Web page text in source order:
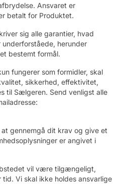
Ansvaret er
betalt for Produktet.
sig alle garantier, hvad
herunder
bestemt formål.
fungerer som formidler, skal
sikkerhed, effektivitet,
til Sælgeren. Send venligst alle
gennemgå dit krav og give et
er angivet i
vil være tilgængeligt,
Vi skal ikke holdes ansvarlige